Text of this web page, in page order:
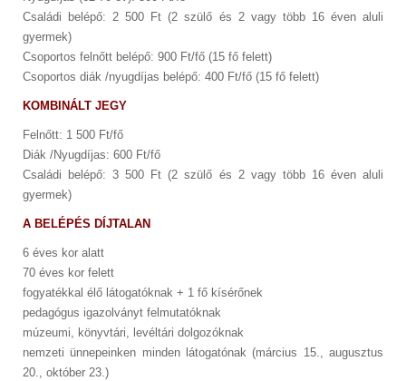
Családi belépő: 2 500 Ft (2 szülő és 2 vagy több 16 éven aluli
gyermek)
Csoportos felnőtt belépő: 900 Ft/fő (15 fő felett)
Csoportos diák /nyugdíjas belépő: 400 Ft/fő (15 fő felett)
KOMBINÁLT JEGY
Felnőtt: 1 500 Ft/fő
Diák /Nyugdíjas: 600 Ft/fő
Családi belépő: 3 500 Ft (2 szülő és 2 vagy több 16 éven aluli
gyermek)
A BELÉPÉS DÍJTALAN
6 éves kor alatt
70 éves kor felett
fogyatékkal élő látogatóknak + 1 fő kísérőnek
pedagógus igazolványt felmutatóknak
múzeumi, könyvtári, levéltári dolgozóknak
nemzeti ünnepeinken minden látogatónak (március 15., augusztus
20., október 23.)